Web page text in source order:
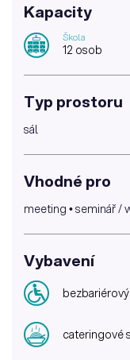
Kapacity
Škola
12 osob
Typ prostoru
sál
Vhodné pro
meeting • seminář
Vybavení
cateringové